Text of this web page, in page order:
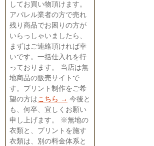
してお買い物頂けます。
アパレル業者の方で売れ
残り商品でお困りの方が
いらっしゃいましたら、
まずはご連絡頂ければ幸
いです。一括仕入れを行
っております。 当店は無
地商品の販売サイトで
す。プリント制作をご希
望の方はこちら → 今後と
も、何卒、宜しくお願い
申し上げます。 ※無地の
衣類と、プリントを施す
衣類は、別の料金体系と